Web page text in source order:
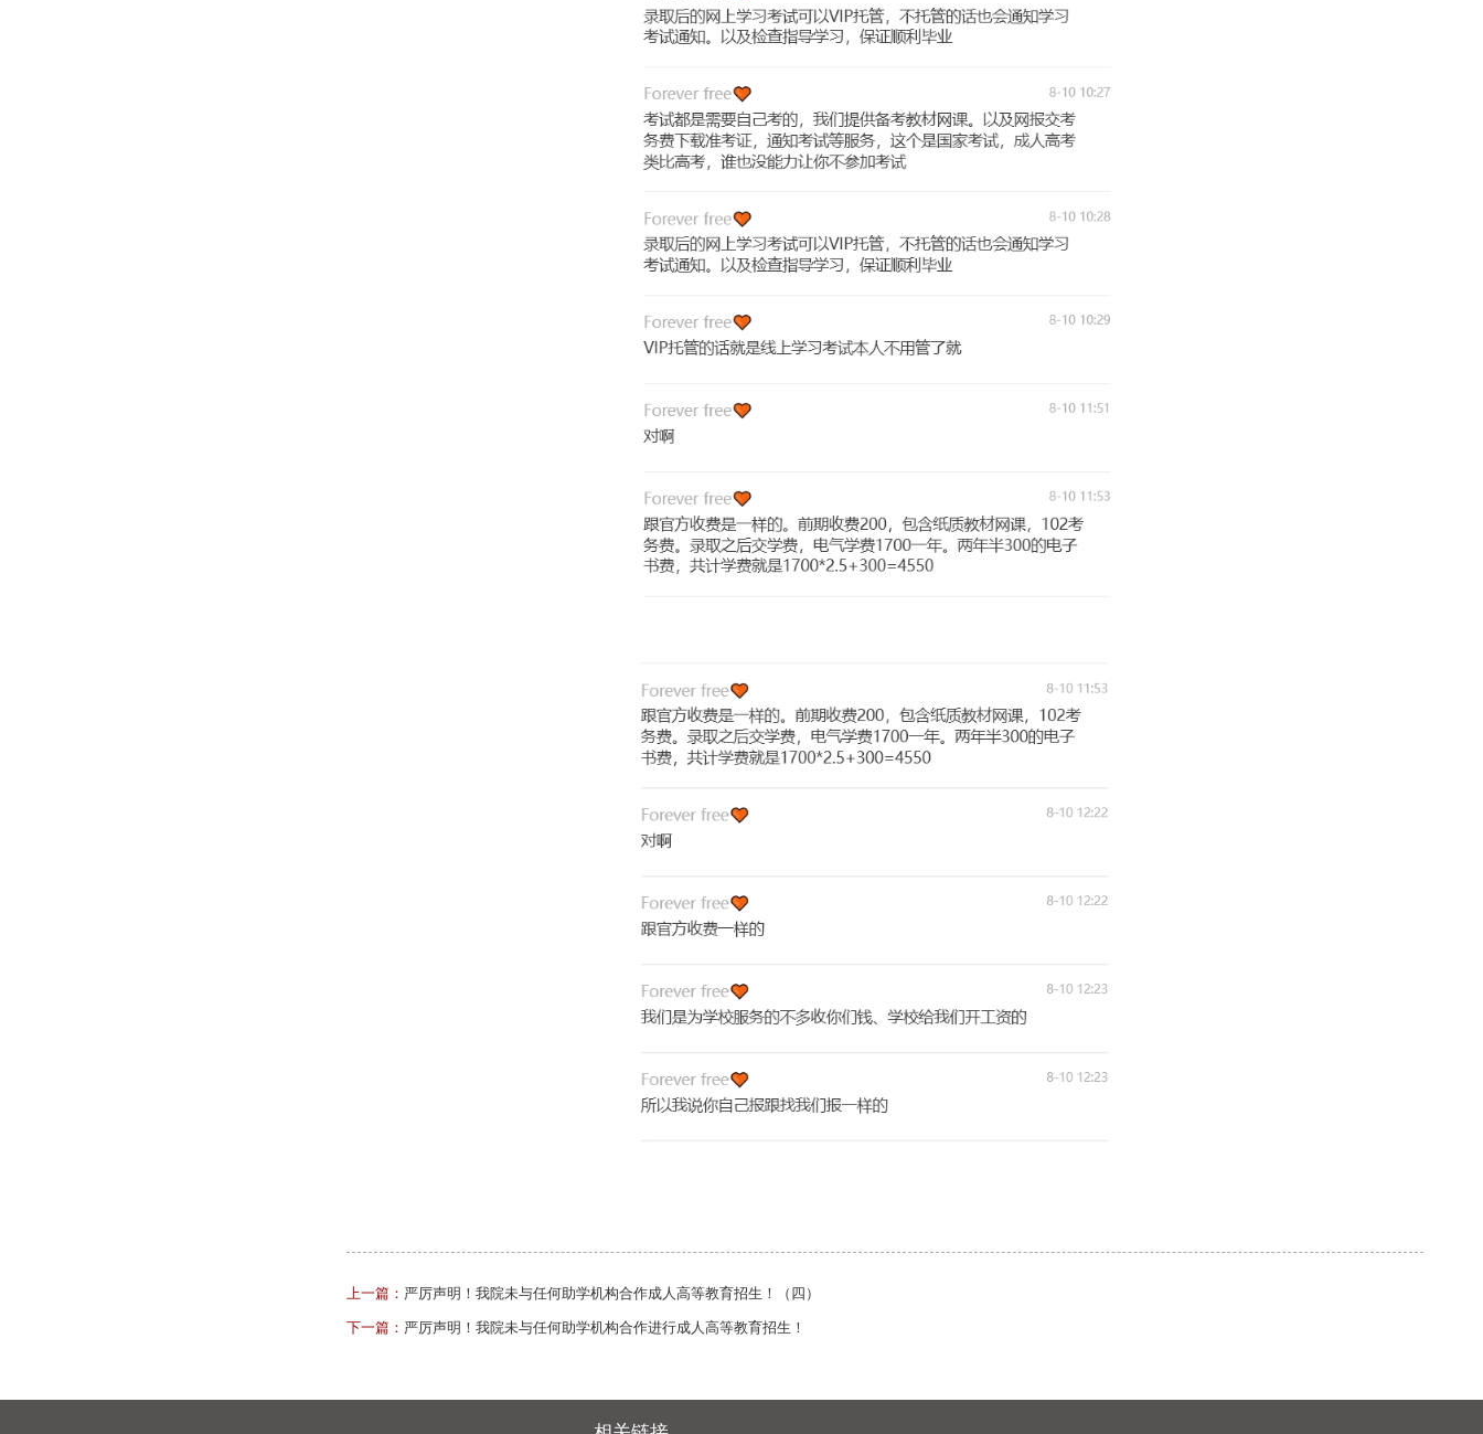
上一篇： 严厉声明！我院未与任何助学机构合作成人高等教育招生！（四）
下一篇： 严厉声明！我院未与任何助学机构合作进行成人高等教育招生！